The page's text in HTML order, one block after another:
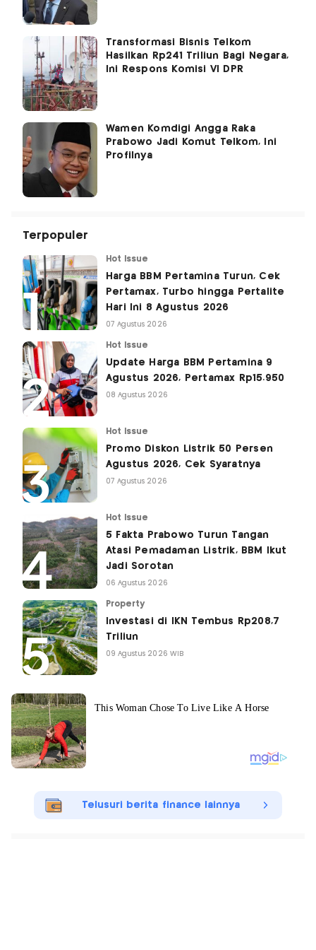
Transformasi Bisnis Telkom
Hasilkan Rp241 Triliun Bagi Negara,
Ini Respons Komisi VI DPR
Wamen Komdigi Angga Raka
Prabowo Jadi Komut Telkom, Ini
Profilnya
Terpopuler
Hot Issue
Harga BBM Pertamina Turun, Cek
Pertamax, Turbo hingga Pertalite
Hari Ini 8 Agustus 2026
07 Agustus 2026
Hot Issue
Update Harga BBM Pertamina 9
Agustus 2026, Pertamax Rp15.950
08 Agustus 2026
Hot Issue
Promo Diskon Listrik 50 Persen
Agustus 2026, Cek Syaratnya
07 Agustus 2026
Hot Issue
5 Fakta Prabowo Turun Tangan
Atasi Pemadaman Listrik, BBM Ikut
Jadi Sorotan
06 Agustus 2026
Property
Investasi di IKN Tembus Rp208,7
Triliun
09 Agustus 2026 WIB
Telusuri berita finance lainnya